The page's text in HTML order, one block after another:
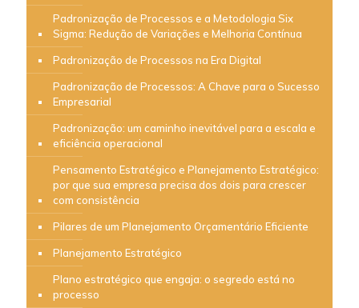
Padronização de Processos e a Metodologia Six
Sigma: Redução de Variações e Melhoria Contínua
Padronização de Processos na Era Digital
Padronização de Processos: A Chave para o Sucesso
Empresarial
Padronização: um caminho inevitável para a escala e
eficiência operacional
Pensamento Estratégico e Planejamento Estratégico:
por que sua empresa precisa dos dois para crescer
com consistência
Pilares de um Planejamento Orçamentário Eficiente
Planejamento Estratégico
Plano estratégico que engaja: o segredo está no
processo